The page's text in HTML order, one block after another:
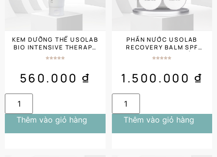
KEM DƯỠNG THỂ USOLAB
BIO INTENSIVE THERAPY
BODY LOTION 250ML
560.000 ₫
Thêm vào giỏ hàng
PHẤN NƯỚC USOLAB
RECOVERY BALM SPF
35+++ CHE PHỦ TỐT,
1.500.000 ₫
Thêm vào giỏ hàng